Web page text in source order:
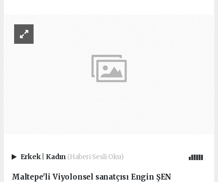
Erkek Kadın (Haberi Sesli Oku)
Maltepe'li Viyolonsel sanatçısı Engin ŞEN